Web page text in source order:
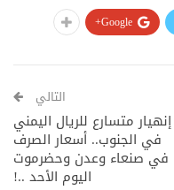
Google+
التالي
إنهيار متسارع للريال اليمني
في الجنوب.. أسعار الصرف
في صنعاء وعدن وحضرموت
اليوم الأحد ..!